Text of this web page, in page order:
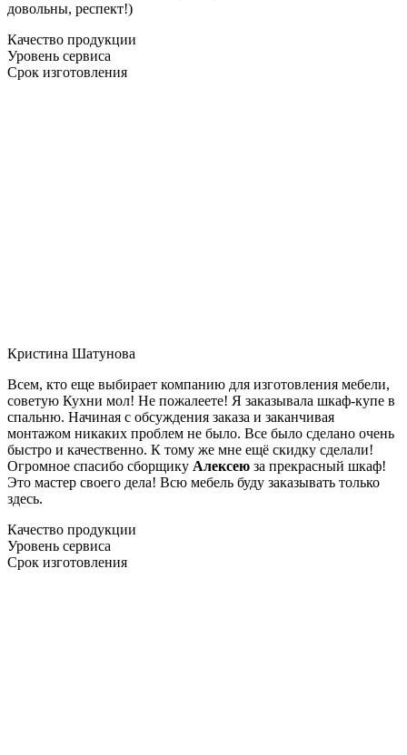
довольны, респект!)
Качество продукции
Уровень сервиса
Срок изготовления
Кристина Шатунова
Всем, кто еще выбирает компанию для изготовления мебели,
советую Кухни мол! Не пожалеете! Я заказывала шкаф-купе в
спальню. Начиная с обсуждения заказа и заканчивая
монтажом никаких проблем не было. Все было сделано очень
быстро и качественно. К тому же мне ещё скидку сделали!
Огромное спасибо сборщику Алексею за прекрасный шкаф!
Это мастер своего дела! Всю мебель буду заказывать только
здесь.
Качество продукции
Уровень сервиса
Срок изготовления